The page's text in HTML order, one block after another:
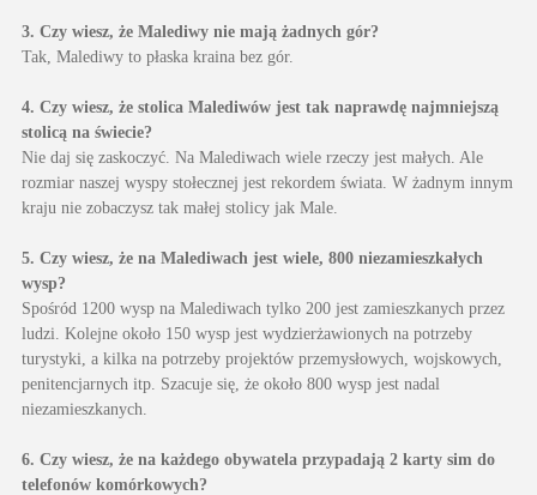
3. Czy wiesz, że Malediwy nie mają żadnych gór?
Tak, Malediwy to płaska kraina bez gór.
4. Czy wiesz, że stolica Malediwów jest tak naprawdę najmniejszą
stolicą na świecie?
Nie daj się zaskoczyć. Na Malediwach wiele rzeczy jest małych. Ale
rozmiar naszej wyspy stołecznej jest rekordem świata. W żadnym innym
kraju nie zobaczysz tak małej stolicy jak Male.
5. Czy wiesz, że na Malediwach jest wiele, 800 niezamieszkałych
wysp?
Spośród 1200 wysp na Malediwach tylko 200 jest zamieszkanych przez
ludzi. Kolejne około 150 wysp jest wydzierżawionych na potrzeby
turystyki, a kilka na potrzeby projektów przemysłowych, wojskowych,
penitencjarnych itp. Szacuje się, że około 800 wysp jest nadal
niezamieszkanych.
6. Czy wiesz, że na każdego obywatela przypadają 2 karty sim do
telefonów komórkowych?